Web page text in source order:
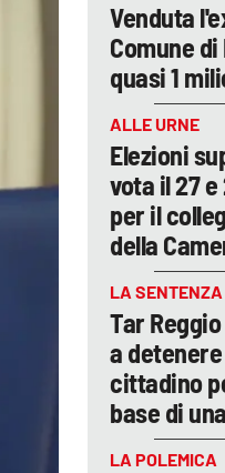
Venduta
Comune
quasi 1
ALLE URNE
Elezioni
vota il 27
per il
della
LA SENTENZA
Tar
a
cittadino
base di
LA POLEMICA